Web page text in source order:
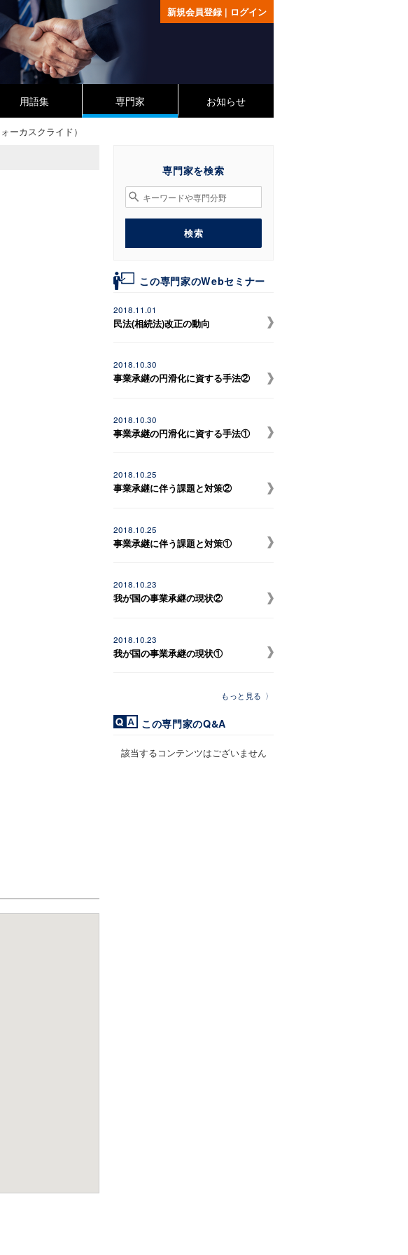
新規会員登録| ログイン
用語集 専門家 お知らせ
ーカスクライド）
専門家を検索
検
索
検索
この専門家のWebセミナー
2018.11.01
民法(相続法)改正の動向
2018.10.30
事業承継の円滑化に資する手法②
2018.10.30
事業承継の円滑化に資する手法①
2018.10.25
事業承継に伴う課題と対策②
2018.10.25
事業承継に伴う課題と対策①
2018.10.23
我が国の事業承継の現状②
2018.10.23
我が国の事業承継の現状①
もっと見る
この専門家のQ&A
該当するコンテンツはございません